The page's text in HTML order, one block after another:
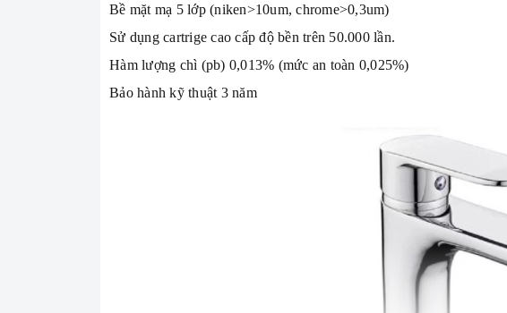
Bề mặt mạ 5 lớp (niken>10um, chrome>0,3um)
Sử dụng cartrige cao cấp độ bền trên 50.000 lần.
Hàm lượng chì (pb) 0,013% (mức an toàn 0,025%)
Bảo hành kỹ thuật 3 năm